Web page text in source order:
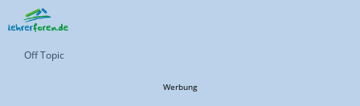
Off Topic
Werbung